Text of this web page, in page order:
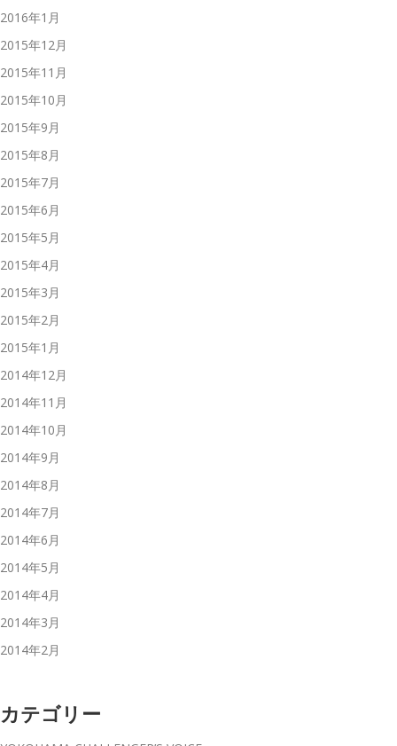
2016年1月
2015年12月
2015年11月
2015年10月
2015年9月
2015年8月
2015年7月
2015年6月
2015年5月
2015年4月
2015年3月
2015年2月
2015年1月
2014年12月
2014年11月
2014年10月
2014年9月
2014年8月
2014年7月
2014年6月
2014年5月
2014年4月
2014年3月
2014年2月
カテゴリー